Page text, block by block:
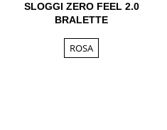
SLOGGI ZERO FEEL 2.0
BRALETTE
ROSA